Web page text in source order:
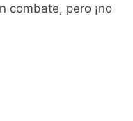
combate, pero ¡no